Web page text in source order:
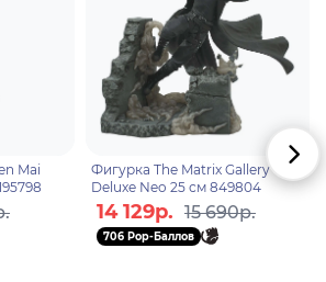
прохождения тренировок
Саннина Цунаде, она
и становится
ниндзя-медиком.
Mai
Фигурка The Matrix Gallery
Deluxe Neo 25 см 849804
14 129р. 15 690р.
706 Pop-Баллов